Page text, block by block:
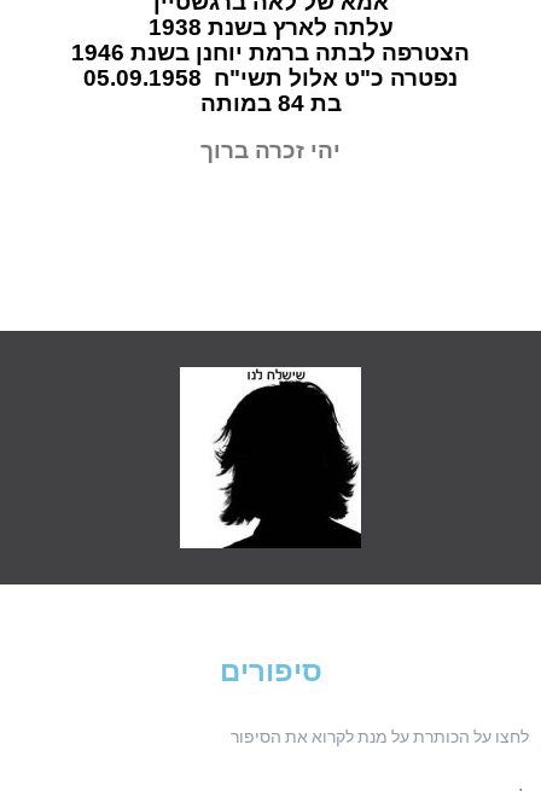
עלתה לארץ בשנת 1938
הצטרפה לבתה ברמת יוחנן בשנת 1946
נפטרה כ"ט אלול תשי"ח 05.09.1958
בת 84 במותה
יהי זכרה ברוך
סיפורים
על הכותרת על מנת לקרוא את הסיפור